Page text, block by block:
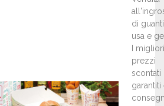
di guanti
usa e
I migliori
prezzi
scontati
garantiti